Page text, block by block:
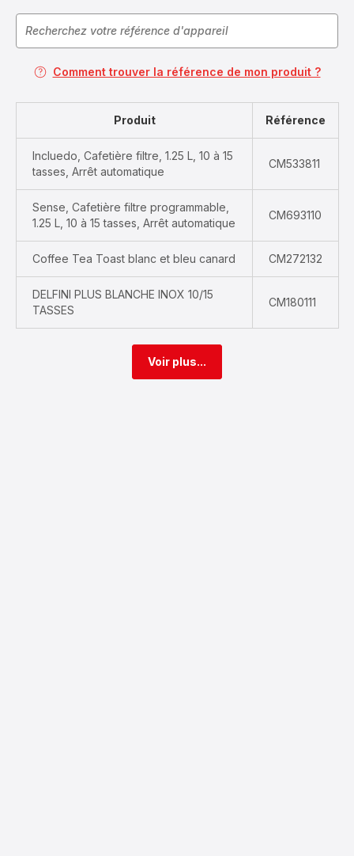
Comment trouver la référence de mon produit ?
Produit Référence
Incluedo, Cafetière filtre, 1.25 L, 10 à 15
tasses, Arrêt automatique
CM533811
Sense, Cafetière filtre programmable,
1.25 L, 10 à 15 tasses, Arrêt automatique
CM693110
Coffee Tea Toast blanc et bleu canard CM272132
DELFINI PLUS BLANCHE INOX 10/15
TASSES
CM180111
Voir plus...